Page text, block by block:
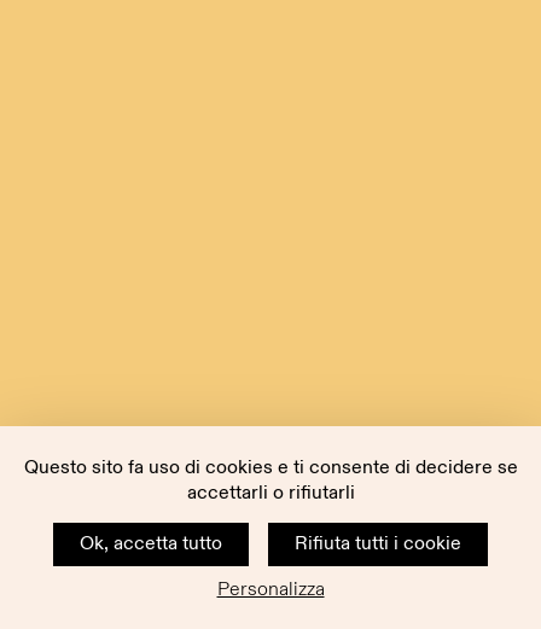
Questo sito fa uso di cookies e ti consente di decidere se
accettarli o rifiutarli
Ok, accetta tutto
Rifiuta tutti i cookie
Personalizza